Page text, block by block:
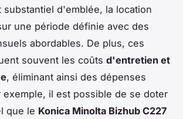
substantiel d'emblée, la location
une période définie avec des
abordables. De plus, ces
souvent les coûts d'entretien et
, éliminant ainsi des dépenses
exemple, il est possible de se doter
que le Konica Minolta Bizhub C227